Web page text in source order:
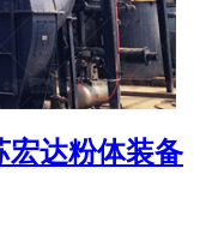
宏达粉体装备